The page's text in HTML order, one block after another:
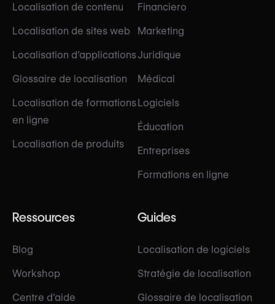
Localisation de contenu
Localisation de sites web
Localisation d’applications
Glossaire de localisation
Localisation de formations
en ligne
Localisation de produits
Financiero
Marketing
Juridique
Médical
Logiciels
Éducation
Entreprises
Formations en ligne
Ressources
Blog
Workshop
Centre d'aide
Guides
Localisation de logiciels
Stratégie de localisation
Glossaire de localisation